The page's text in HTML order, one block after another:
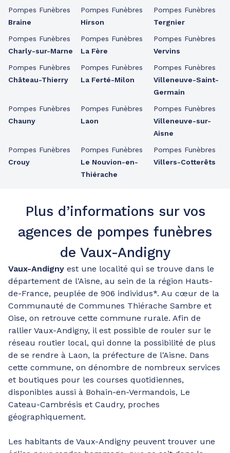
Pompes Funèbres
Braine
Pompes Funèbres
Charly-sur-Marne
Pompes Funèbres
Château-Thierry
Pompes Funèbres
Chauny
Pompes Funèbres
Crouy
Pompes Funèbres
Hirson
Pompes Funèbres
La Fère
Pompes Funèbres
La Ferté-Milon
Pompes Funèbres
Laon
Pompes Funèbres
Le Nouvion-en-
Thiérache
Pompes Funèbres
Tergnier
Pompes Funèbres
Vervins
Pompes Funèbres
Villeneuve-Saint-
Germain
Pompes Funèbres
Villeneuve-sur-
Aisne
Pompes Funèbres
Villers-Cotterêts
Plus d’informations sur vos
agences de pompes funèbres
de Vaux-Andigny
Vaux-Andigny est une localité qui se trouve dans le
département de l'Aisne, au sein de la région Hauts-
de-France, peuplée de 906 individus*. Au cœur de la
Communauté de Communes Thiérache Sambre et
Oise, on retrouve cette commune rurale. Afin de
rallier Vaux-Andigny, il est possible de rouler sur le
réseau routier local, qui donne la possibilité de plus
de se rendre à Laon, la préfecture de l'Aisne. Dans
cette commune, on dénombre de nombreux services
et boutiques pour les courses quotidiennes,
disponibles aussi à Bohain-en-Vermandois, Le
Cateau-Cambrésis et Caudry, proches
géographiquement.
Les habitants de Vaux-Andigny peuvent trouver une